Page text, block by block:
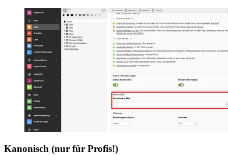
Kanonisch (nur für Profis!)